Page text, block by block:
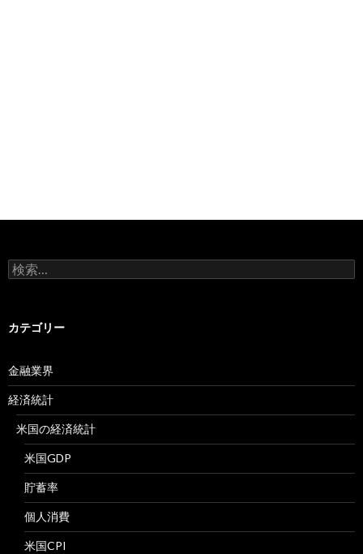
検
索:
カテゴリー
金融業界
経済統計
米国の経済統計
米国GDP
貯蓄率
個人消費
米国CPI